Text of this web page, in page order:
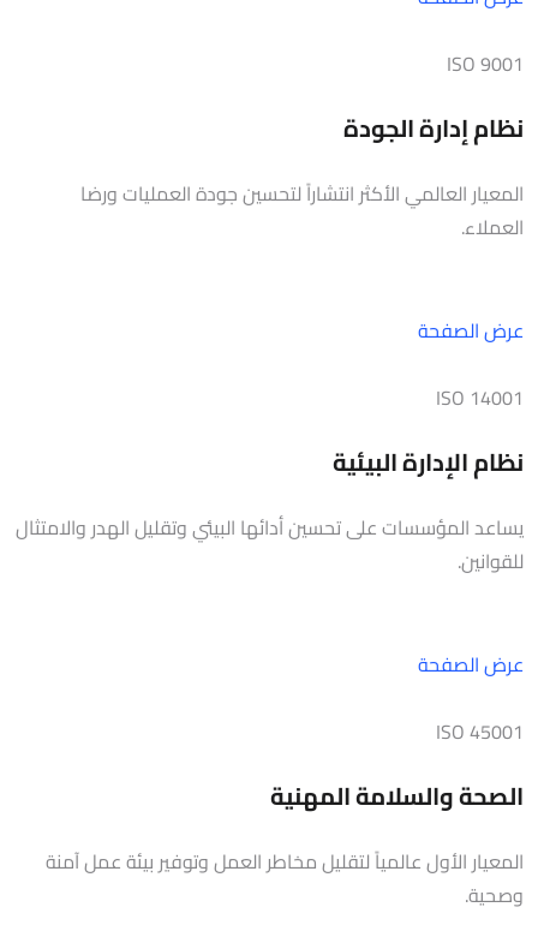
ISO 9001
نظام إدارة الجودة
المعيار العالمي الأكثر انتشاراً لتحسين جودة العمليات ورضا
العملاء.
عرض الصفحة
ISO 14001
نظام الإدارة البيئية
يساعد المؤسسات على تحسين أدائها البيئي وتقليل الهدر والامتثال
للقوانين.
عرض الصفحة
ISO 45001
الصحة والسلامة المهنية
المعيار الأول عالمياً لتقليل مخاطر العمل وتوفير بيئة عمل آمنة
وصحية.